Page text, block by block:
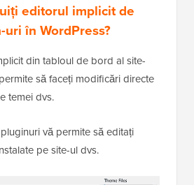
editorul implicit de
în WordPress?
din tabloul de bord al site-
să faceți modificări directe
temei dvs.
vă permite să editați
pe site-ul dvs.